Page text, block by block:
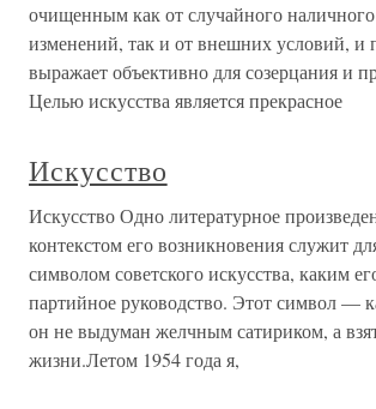
очищенным как от случайного
изменений, так и от внешних условий, и
выражает объективно для созерцания и
Целью искусства является прекрасное
Искусство
Искусство Одно литературное
контекстом его возникновения служит
символом советского искусства, каким
партийное руководство. Этот символ —
он не выдуман желчным сатириком, а
жизни.Летом 1954 года я,